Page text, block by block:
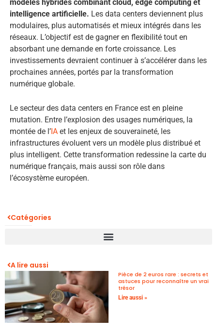
modèles hybrides combinant cloud, edge computing et
intelligence artificielle. Les data centers deviennent plus
modulaires, plus automatisés et mieux intégrés dans les
réseaux. L’objectif est de gagner en flexibilité tout en
absorbant une demande en forte croissance. Les
investissements devraient continuer à s’accélérer dans les
prochaines années, portés par la transformation
numérique globale.
Le secteur des data centers en France est en pleine
mutation. Entre l’explosion des usages numériques, la
montée de l’IA et les enjeux de souveraineté, les
infrastructures évoluent vers un modèle plus distribué et
plus intelligent. Cette transformation redessine la carte du
numérique français, mais aussi son rôle dans
l’écosystème européen.
Catégories
A lire aussi
Pièce de 2 euros rare : secrets et
astuces pour reconnaître un vrai
trésor
Lire aussi »